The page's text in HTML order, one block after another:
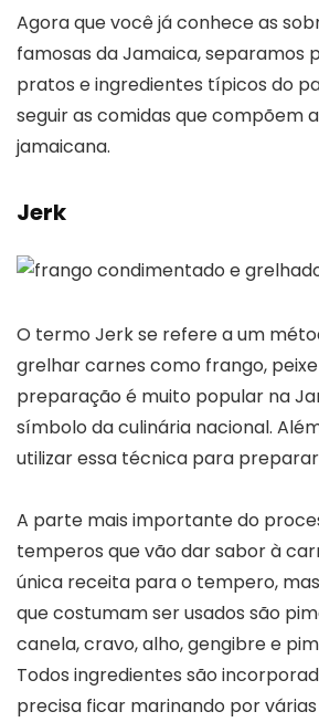
Agora que você já conhece as
famosas da Jamaica, separamos
pratos e ingredientes típicos do
seguir as comidas que compõem
jamaicana.
Jerk
O termo Jerk se refere a um
grelhar carnes como frango,
preparação é muito popular na
símbolo da culinária nacional.
utilizar essa técnica para
A parte mais importante do
temperos que vão dar sabor à
única receita para o tempero,
que costumam ser usados são
canela, cravo, alho, gengibre e
Todos ingredientes são
precisa ficar marinando por